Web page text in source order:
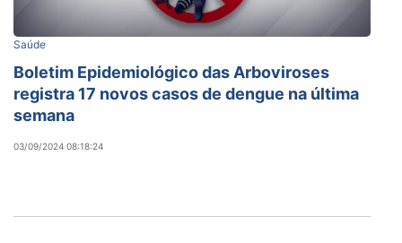
Saúde
Boletim Epidemiológico das Arboviroses
registra 17 novos casos de dengue na última
semana
03/09/2024 08:18:24